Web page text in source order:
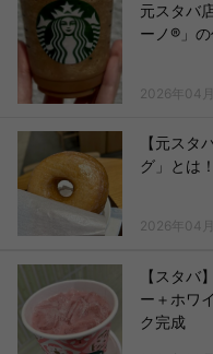
元スタバ
ーノ®」
2026年04月
【元スタ
グ」とは
2026年04月
【スタバ
ー＋ホワ
ク完成